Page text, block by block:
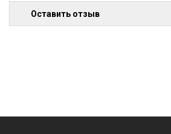
Оставить отзыв